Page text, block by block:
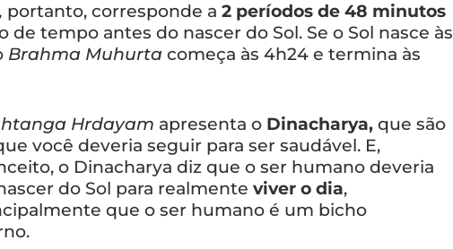
portanto, corresponde a 2 períodos de 48 minutos
tempo antes do nascer do Sol. Se o Sol nasce às
Brahma Muhurta começa às 4h24 e termina às
Hrdayam apresenta o Dinacharya, que são
você deveria seguir para ser saudável. E,
o Dinacharya diz que o ser humano deveria
do Sol para realmente viver o dia,
que o ser humano é um bicho